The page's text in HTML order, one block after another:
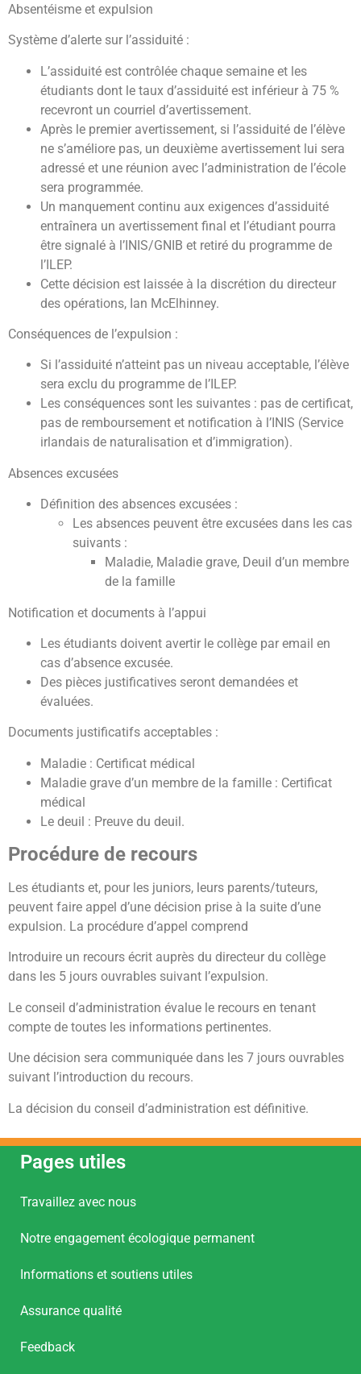
Absentéisme et expulsion
Système d’alerte sur l’assiduité :
L’assiduité est contrôlée chaque semaine et les
étudiants dont le taux d’assiduité est inférieur à 75 %
recevront un courriel d’avertissement.
Après le premier avertissement, si l’assiduité de l’élève
ne s’améliore pas, un deuxième avertissement lui sera
adressé et une réunion avec l’administration de l’école
sera programmée.
Un manquement continu aux exigences d’assiduité
entraînera un avertissement final et l’étudiant pourra
être signalé à l’INIS/GNIB et retiré du programme de
l’ILEP.
Cette décision est laissée à la discrétion du directeur
des opérations, Ian McElhinney.
Conséquences de l’expulsion :
Si l’assiduité n’atteint pas un niveau acceptable, l’élève
sera exclu du programme de l’ILEP.
Les conséquences sont les suivantes : pas de certificat,
pas de remboursement et notification à l’INIS (Service
irlandais de naturalisation et d’immigration).
Absences excusées
Définition des absences excusées :
Les absences peuvent être excusées dans les cas
suivants :
Maladie, Maladie grave, Deuil d’un membre
de la famille
Notification et documents à l’appui
Les étudiants doivent avertir le collège par email en
cas d’absence excusée.
Des pièces justificatives seront demandées et
évaluées.
Documents justificatifs acceptables :
Maladie : Certificat médical
Maladie grave d’un membre de la famille : Certificat
médical
Le deuil : Preuve du deuil.
Procédure de recours
Les étudiants et, pour les juniors, leurs parents/tuteurs,
peuvent faire appel d’une décision prise à la suite d’une
expulsion. La procédure d’appel comprend
Introduire un recours écrit auprès du directeur du collège
dans les 5 jours ouvrables suivant l’expulsion.
Le conseil d’administration évalue le recours en tenant
compte de toutes les informations pertinentes.
Une décision sera communiquée dans les 7 jours ouvrables
suivant l’introduction du recours.
La décision du conseil d’administration est définitive.
Pages utiles
Travaillez avec nous
Notre engagement écologique permanent
Informations et soutiens utiles
Assurance qualité
Feedback